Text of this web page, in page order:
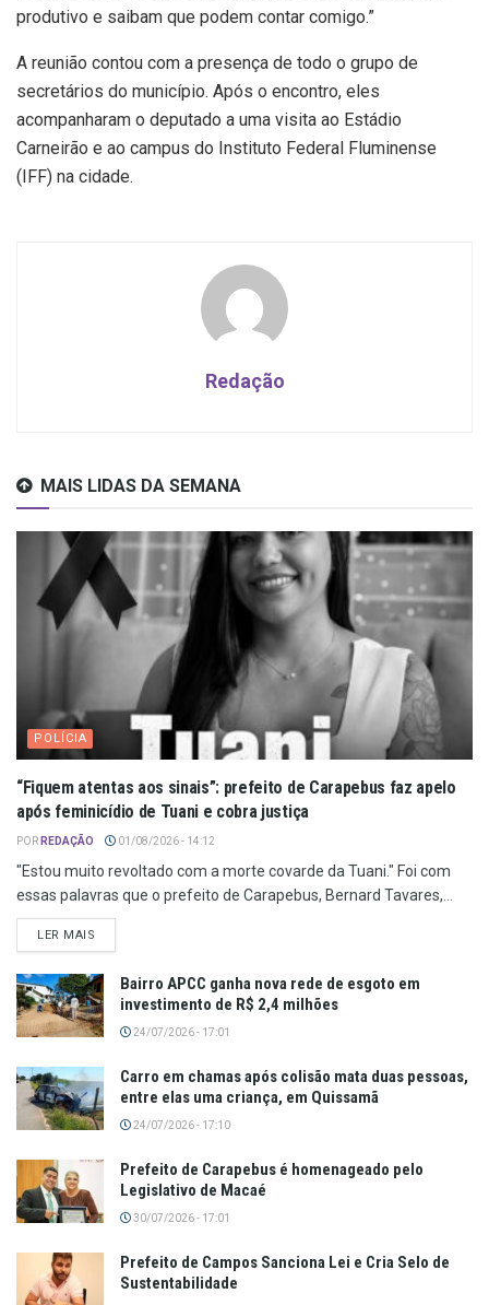
produtivo e saibam que podem contar comigo.”
A reunião contou com a presença de todo o grupo de
secretários do município. Após o encontro, eles
acompanharam o deputado a uma visita ao Estádio
Carneirão e ao campus do Instituto Federal Fluminense
(IFF) na cidade.
Redação
MAIS LIDAS DA SEMANA
POLÍCIA
“Fiquem atentas aos sinais”: prefeito de Carapebus faz apelo
após feminicídio de Tuani e cobra justiça
POR REDAÇÃO 01/08/2026 - 14:12
"Estou muito revoltado com a morte covarde da Tuani." Foi com
essas palavras que o prefeito de Carapebus, Bernard Tavares,...
LER MAIS
Bairro APCC ganha nova rede de esgoto em
investimento de R$ 2,4 milhões
24/07/2026 - 17:01
Carro em chamas após colisão mata duas pessoas,
entre elas uma criança, em Quissamã
24/07/2026 - 17:10
Prefeito de Carapebus é homenageado pelo
Legislativo de Macaé
30/07/2026 - 17:01
Prefeito de Campos Sanciona Lei e Cria Selo de
Sustentabilidade